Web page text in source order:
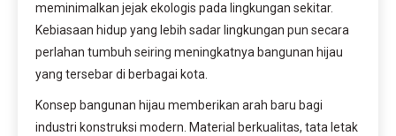
meminimalkan jejak ekologis pada lingkungan sekitar.
Kebiasaan hidup yang lebih sadar lingkungan pun secara
perlahan tumbuh seiring meningkatnya bangunan hijau
yang tersebar di berbagai kota.
Konsep bangunan hijau memberikan arah baru bagi
industri konstruksi modern. Material berkualitas, tata letak